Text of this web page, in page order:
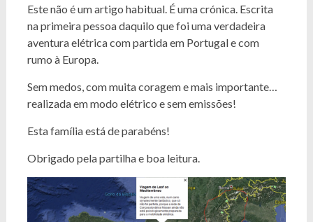
Este não é um artigo habitual. É uma crónica. Escrita
na primeira pessoa daquilo que foi uma verdadeira
aventura elétrica com partida em Portugal e com
rumo à Europa.
Sem medos, com muita coragem e mais importante…
realizada em modo elétrico e sem emissões!
Esta família está de parabéns!
Obrigado pela partilha e boa leitura.